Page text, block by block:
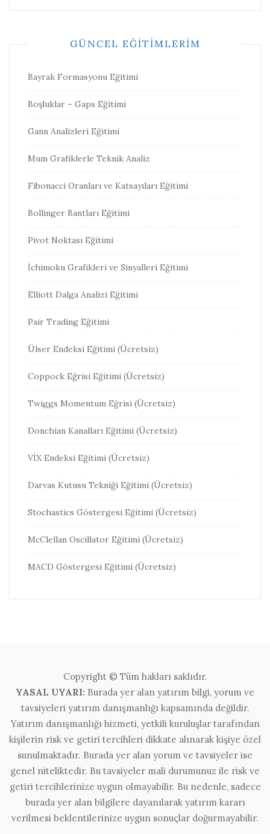
GÜNCEL EĞITIMLERIM
Bayrak Formasyonu Eğitimi
Boşluklar – Gaps Eğitimi
Gann Analizleri Eğitimi
Mum Grafiklerle Teknik Analiz
Fibonacci Oranları ve Katsayıları Eğitimi
Bollinger Bantları Eğitimi
Pivot Noktası Eğitimi
İchimoku Grafikleri ve Sinyalleri Eğitimi
Elliott Dalga Analizi Eğitimi
Pair Trading Eğitimi
Ülser Endeksi Eğitimi (Ücretsiz)
Coppock Eğrisi Eğitimi (Ücretsiz)
Twiggs Momentum Eğrisi (Ücretsiz)
Donchian Kanalları Eğitimi (Ücretsiz)
VİX Endeksi Eğitimi (Ücretsiz)
Darvas Kutusu Tekniği Eğitimi (Ücretsiz)
Stochastics Göstergesi Eğitimi (Ücretsiz)
McClellan Oscillator Eğitimi (Ücretsiz)
MACD Göstergesi Eğitimi (Ücretsiz)
Copyright © Tüm hakları saklıdır.
YASAL UYARI: Burada yer alan yatırım bilgi, yorum ve
tavsiyeleri yatırım danışmanlığı kapsamında değildir.
Yatırım danışmanlığı hizmeti, yetkili kuruluşlar tarafından
kişilerin risk ve getiri tercihleri dikkate alınarak kişiye özel
sunulmaktadır. Burada yer alan yorum ve tavsiyeler ise
genel niteliktedir. Bu tavsiyeler mali durumunuz ile risk ve
getiri tercihlerinize uygun olmayabilir. Bu nedenle, sadece
burada yer alan bilgilere dayanılarak yatırım kararı
verilmesi beklentilerinize uygun sonuçlar doğurmayabilir.